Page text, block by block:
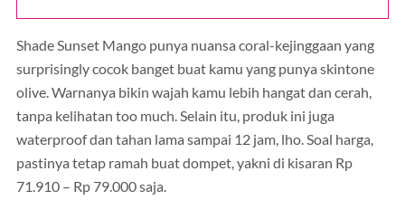
Shade Sunset Mango punya nuansa coral-kejinggaan yang
surprisingly cocok banget buat kamu yang punya skintone
olive. Warnanya bikin wajah kamu lebih hangat dan cerah,
tanpa kelihatan too much. Selain itu, produk ini juga
waterproof dan tahan lama sampai 12 jam, lho. Soal harga,
pastinya tetap ramah buat dompet, yakni di kisaran Rp
71.910 – Rp 79.000 saja.